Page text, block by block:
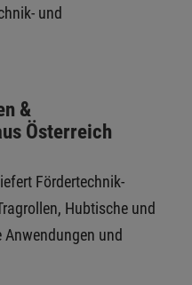
und
&
Österreich
Fördertechnik-
Hubtische und
und